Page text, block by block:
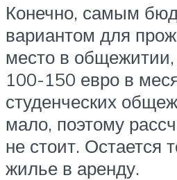
Конечно, самым
вариантом для
место в общежитии,
100-150 евро в
студенческих
мало, поэтому
не стоит. Остается
жилье в аренду.